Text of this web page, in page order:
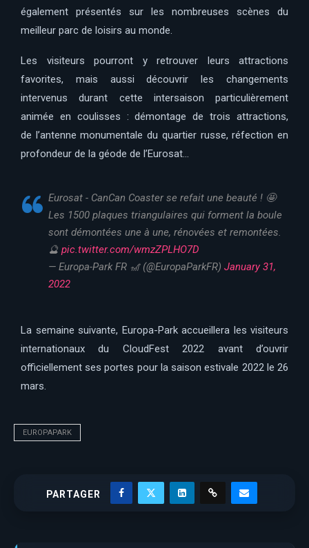
également présentés sur les nombreuses scènes du
meilleur parc de loisirs au monde.
Les visiteurs pourront y retrouver leurs attractions
favorites, mais aussi découvrir les changements
intervenus durant cette intersaison particulièrement
animée en coulisses : démontage de trois attractions,
de l’antenne monumentale du quartier russe, réfection en
profondeur de la géode de l’Eurosat…
Eurosat - CanCan Coaster se refait une beauté ! 🤩
Les 1500 plaques triangulaires qui forment la boule
sont démontées une à une, rénovées et remontées.
🔮 pic.twitter.com/wmzZPLHO7D
— Europa-Park FR 🎢 (@EuropaParkFR) January 31,
2022
La semaine suivante, Europa-Park accueillera les visiteurs
internationaux du CloudFest 2022 avant d’ouvrir
officiellement ses portes pour la saison estivale 2022 le 26
mars.
EUROPAPARK
PARTAGER